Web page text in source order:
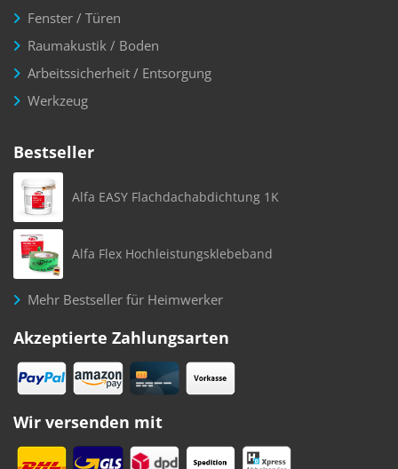
Fenster / Türen
Raumakustik / Boden
Arbeitssicherheit / Entsorgung
Werkzeug
Bestseller
Alfa EASY Flachdachabdichtung 1K
Alfa Flex Hochleistungsklebeband
Mehr Bestseller für Heimwerker
Akzeptierte Zahlungsarten
Wir versenden mit